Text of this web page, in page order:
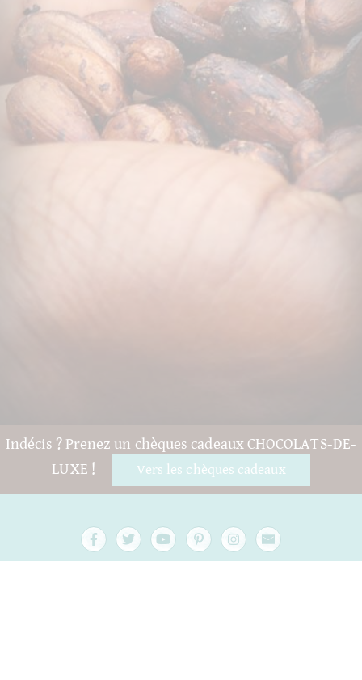
Indécis ? Prenez un chèques cadeaux CHOCOLATS-DE-
LUXE !
Vers les chèques cadeaux